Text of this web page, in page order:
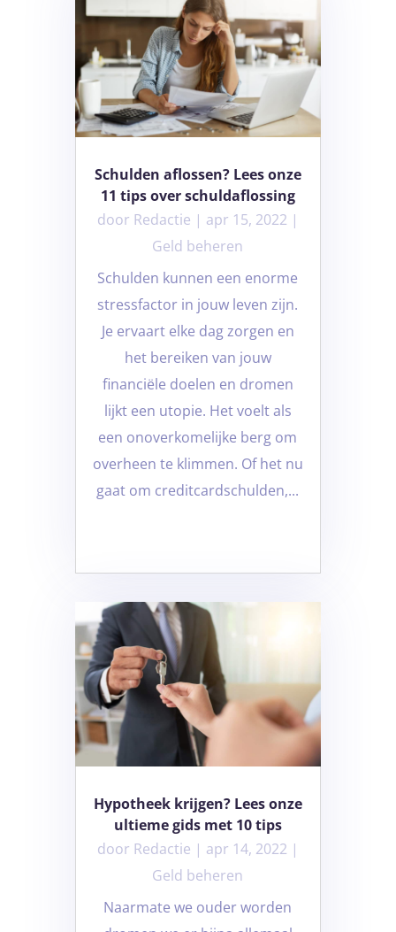
Schulden aflossen? Lees onze
11 tips over schuldaflossing
door Redactie | apr 15, 2022 |
Geld beheren
Schulden kunnen een enorme
stressfactor in jouw leven zijn.
Je ervaart elke dag zorgen en
het bereiken van jouw
financiële doelen en dromen
lijkt een utopie. Het voelt als
een onoverkomelijke berg om
overheen te klimmen. Of het nu
gaat om creditcardschulden,...
Hypotheek krijgen? Lees onze
ultieme gids met 10 tips
door Redactie | apr 14, 2022 |
Geld beheren
Naarmate we ouder worden